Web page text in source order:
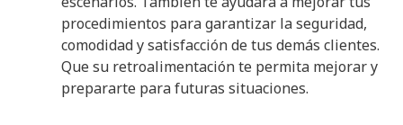
procedimientos para garantizar la seguridad,
comodidad y satisfacción de tus demás clientes.
Que su retroalimentación te permita mejorar y
prepararte para futuras situaciones.